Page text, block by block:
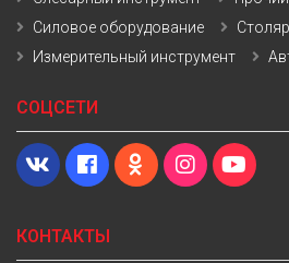
КОНТАКТЫ
Силовое оборудование
Измерительный инструмент
СОЦСЕТИ